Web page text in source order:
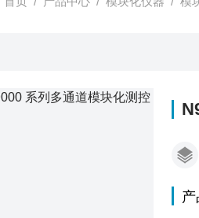
产